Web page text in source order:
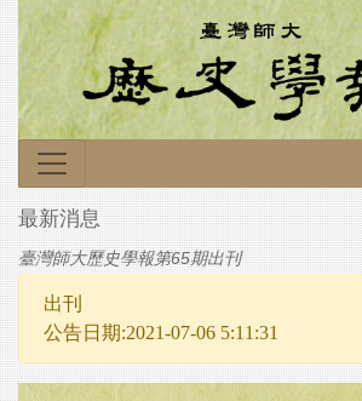
最新消息
臺灣師大歷史學報第65期出刊
出刊
公告日期:2021-07-06 5:11:31